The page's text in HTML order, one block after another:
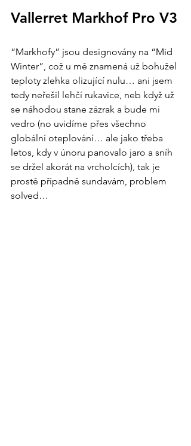
Vallerret Markhof Pro V3
“Markhofy” jsou designovány na “Mid
Winter”, což u mě znamená už bohužel
teploty zlehka olizující nulu… ani jsem
tedy neřešil lehčí rukavice, neb když už
se náhodou stane zázrak a bude mi
vedro (no uvidíme přes všechno
globální oteplování… ale jako třeba
letos, kdy v únoru panovalo jaro a sníh
se držel akorát na vrcholcích), tak je
prostě případně sundavám, problem
solved…